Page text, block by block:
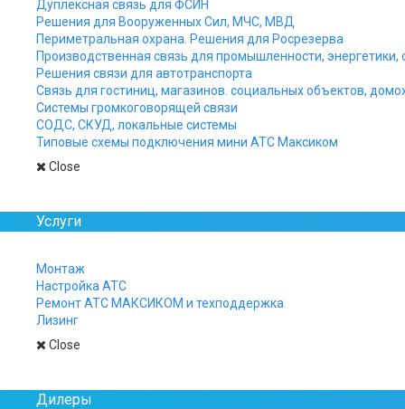
Дуплексная связь для ФСИН
Решения для Вооруженных Сил, МЧС, МВД
Периметральная охрана. Решения для Росрезерва
Производственная связь для промышленности, энергетики,
Решения связи для автотранспорта
Связь для гостиниц, магазинов. социальных объектов,
Системы громкоговорящей связи
СОДС, СКУД, локальные системы
Типовые схемы подключения мини АТС Максиком
Close
Услуги
Монтаж
Настройка АТС
Ремонт АТС МАКСИКОМ и техподдержка
Лизинг
Close
Дилеры
IP АТС, ВОЛС и телефонизация объекта.
IP телефония для медицинских
учреждений
IP громкоговорящая связь